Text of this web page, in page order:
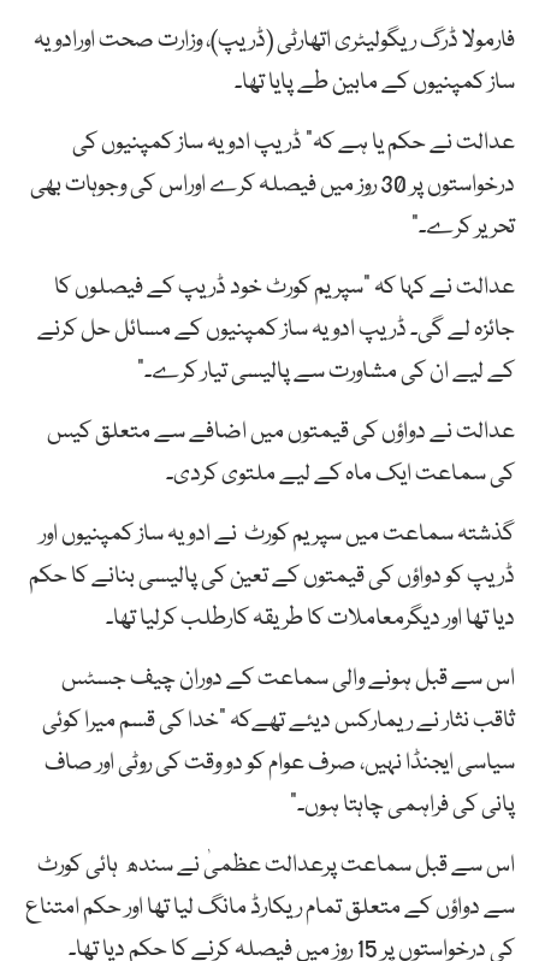
فارمولا ڈرگ ریگولیٹری اتھارٹی (ڈریپ)، وزارت صحت اورادویہ
ساز کمپنیوں کے مابین طے پایا تھا۔
عدالت نے حکم یا ہے کہ” ڈریپ ادویہ ساز کمپنیوں کی
درخواستوں پر 30 روز میں فیصلہ کرے اوراس کی وجوہات بھی
تحریر کرے۔”
عدالت نے کہا کہ ”سپریم کورٹ خود ڈریپ کے فیصلوں کا
جائزہ لے گی۔ ڈریپ ادویہ ساز کمپنیوں کے مسائل حل کرنے
کے لیے ان کی مشاورت سے پالیسی تیار کرے۔”
عدالت نے دواؤں کی قیمتوں میں اضافے سے متعلق کیس
کی سماعت ایک ماہ کے لیے ملتوی کردی۔
گذشتہ سماعت میں سپریم کورٹ نے ادویہ ساز کمپنیوں اور
ڈریپ کو دواؤں کی قیمتوں کے تعین کی پالیسی بنانے کا حکم
دیا تھا اور دیگرمعاملات کا طریقہ کارطلب کرلیا تھا۔
اس سے قبل ہونے والی سماعت کے دوران چیف جسٹس
ثاقب نثار نے ریمارکس دیئے تھےکہ ”خدا کی قسم میرا کوئی
سیاسی ایجنڈا نہیں، صرف عوام کو دو وقت کی روٹی اور صاف
پانی کی فراہمی چاہتا ہوں۔”
اس سے قبل سماعت پرعدالت عظمیٰ نے سندھ ہائی کورٹ
سے دواؤں کے متعلق تمام ریکارڈ مانگ لیا تھا اور حکم امتناع
کی درخواستوں پر 15 روز میں فیصلہ کرنے کا حکم دیا تھا۔